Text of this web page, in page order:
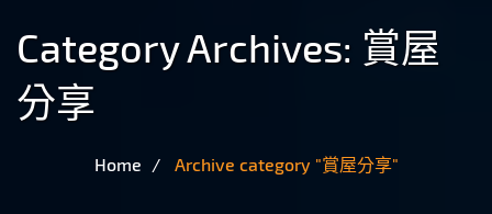
Category Archives: 賞屋
分享
Home Archive category "賞屋分享"